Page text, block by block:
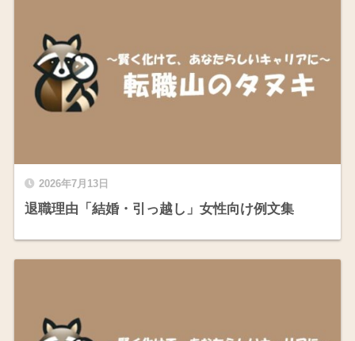
2026年7月13日
退職理由「結婚・引っ越し」女性向け例文集